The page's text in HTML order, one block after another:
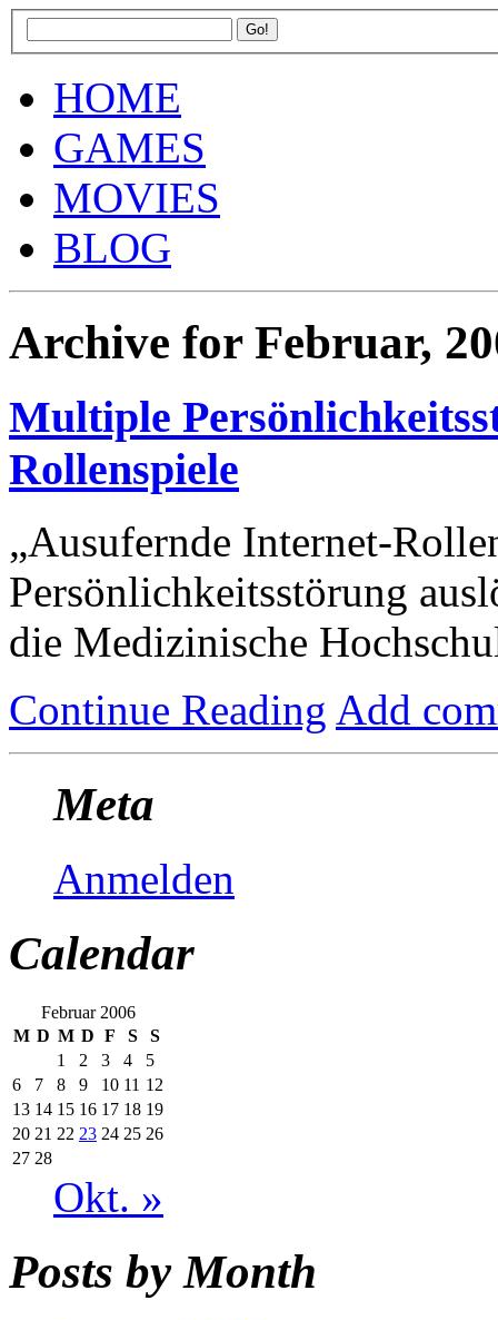
HOME
GAMES
MOVIES
BLOG
Archive for Februar,
Multiple
Rollenspiele
„Ausufernde Internet-
Persönlichkeitsstörung
die Medizinische
Continue Reading Add
Meta
Anmelden
Calendar
Februar 2006
M D M D F S
S
1
2 3 4
5
6
7 8 9 10 11 12
13 14 15 16 17 18 19
20 21 22 23 24 25 26
27 28
Okt. »
Posts by Month